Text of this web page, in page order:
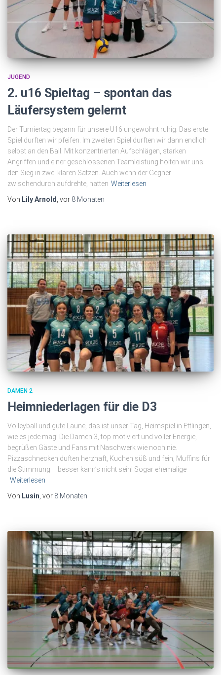
JUGEND
2. u16 Spieltag – spontan das
Läufersystem gelernt
Der Turniertag begann für unsere U16 ungewohnt ruhig: Das erste
Spiel durften wir pfeifen. Im zweiten Spiel durften wir dann endlich
selbst an den Ball. Mit konzentrierten Aufschlägen, starken
Angriffen und einer geschlossenen Teamleistung holten wir uns
den Sieg in zwei klaren Sätzen. Auch wenn der Gegner
zwischendurch aufdrehte, hatten Weiterlesen
Von Lily Arnold , vor 8 Monaten
DAMEN 2
Heimniederlagen für die D3
Volleyball und gute Laune, das ist unser Tag, Heimspiel in Ettlingen,
wie es jede mag! Die Damen 3, top motiviert und voller Energie,
begrüßen Gäste und Fans mit Naschwerk wie noch nie.
Pizzaschnecken duften herzhaft, Kuchen süß und fein, Muffins für
die Stimmung – besser kann’s nicht sein! Sogar ehemalige
Weiterlesen
Von Lusin, vor 8 Monaten